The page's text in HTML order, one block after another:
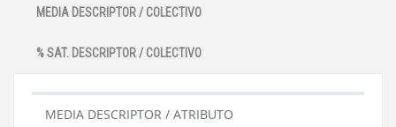
MEDIA DESCRIPTOR / COLECTIVO
% SAT. DESCRIPTOR / COLECTIVO
MEDIA DESCRIPTOR / ATRIBUTO